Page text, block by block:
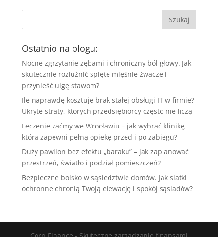
Ostatnio na blogu:
Nocne zgrzytanie zębami i chroniczny ból głowy. Jak
skutecznie rozluźnić spięte mięśnie żwacze i
przynieść ulgę stawom?
Ile naprawdę kosztuje brak stałej obsługi IT w firmie?
Ukryte straty, których przedsiębiorcy często nie liczą
Leczenie zaćmy we Wrocławiu – jak wybrać klinikę,
która zapewni pełną opiekę przed i po zabiegu?
Duży pawilon bez efektu „baraku” – jak zaplanować
przestrzeń, światło i podział pomieszczeń?
Bezpieczne boisko w sąsiedztwie domów. Jak siatki
ochronne chronią Twoją elewację i spokój sąsiadów?